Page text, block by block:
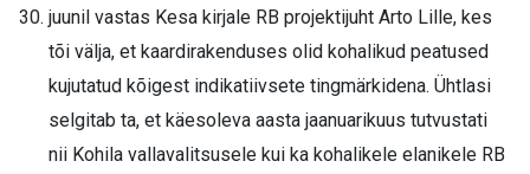
juunil vastas Kesa kirjale RB projektijuht Arto Lille, kes
tõi välja, et kaardirakenduses olid kohalikud peatused
kujutatud kõigest indikatiivsete tingmärkidena. Ühtlasi
selgitab ta, et käesoleva aasta jaanuarikuus tutvustati
nii Kohila vallavalitsusele kui ka kohalikele elanikele RB